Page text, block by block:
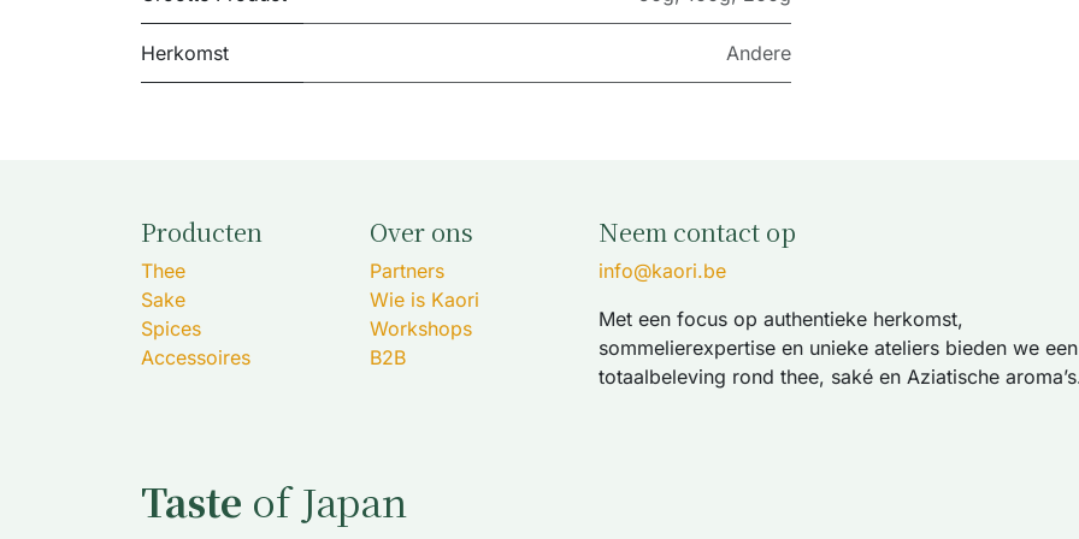
Herkomst Andere
Producten
Thee
Sake
Spices
Accessoires
Over ons
Partners
Wie is Kaori
Workshops
B2B
Neem contact op
info@kaori.be
Met een focus op authentieke herkomst,
sommelierexpertise en unieke ateliers bieden we een
totaalbeleving rond thee, saké en Aziatische
Taste of Japan